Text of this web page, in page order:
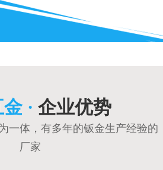
· 企业优势
一体，有多年的钣金生产经验的
厂家